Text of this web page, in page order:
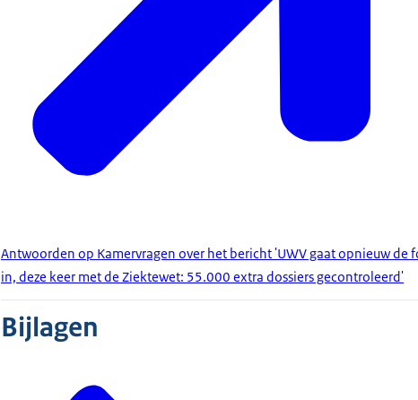
Antwoorden op Kamervragen over het bericht 'UWV gaat opnieuw de
in, deze keer met de Ziektewet: 55.000 extra dossiers gecontroleerd'
Bijlagen